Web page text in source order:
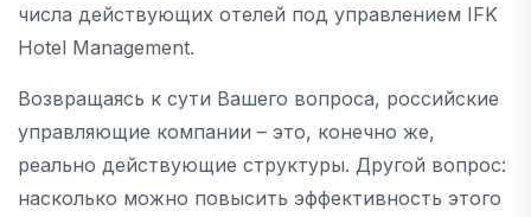
числа действующих отелей под управлением IFK
Hotel Management.
Возвращаясь к сути Вашего вопроса, российские
управляющие компании – это, конечно же,
реально действующие структуры. Другой вопрос:
насколько можно повысить эффективность этого